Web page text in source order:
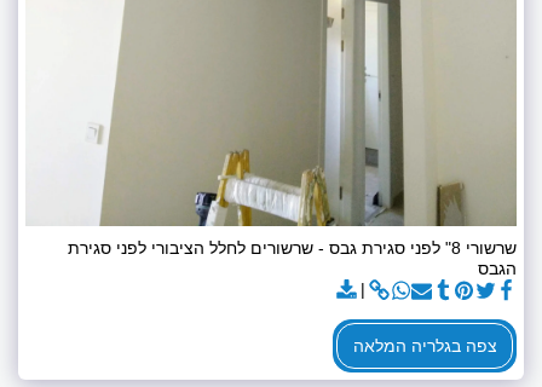
שרשורי 8" לפני סגירת גבס - שרשורים לחלל הציבורי לפני סגירת
הגבס
צפה בגלריה המלאה